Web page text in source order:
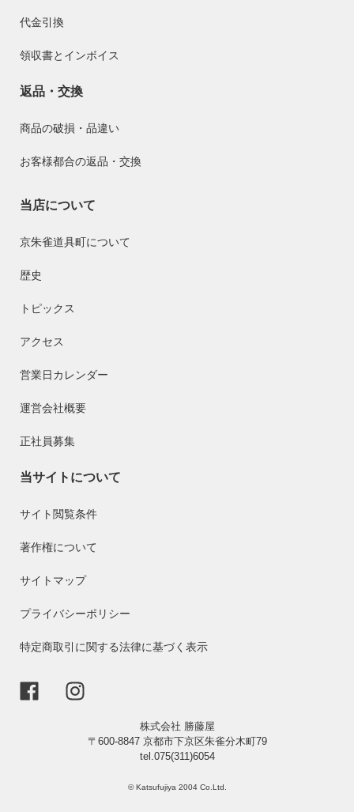
代金引換
領収書とインボイス
返品・交換
商品の破損・品違い
お客様都合の返品・交換
当店について
京朱雀道具町について
歴史
トピックス
アクセス
営業日カレンダー
運営会社概要
正社員募集
当サイトについて
サイト閲覧条件
著作権について
サイトマップ
プライバシーポリシー
特定商取引に関する法律に基づく表示
株式会社 勝藤屋
〒600-8847 京都市下京区朱雀分木町79
tel.075(311)6054
© Katsufujiya 2004 Co.Ltd.